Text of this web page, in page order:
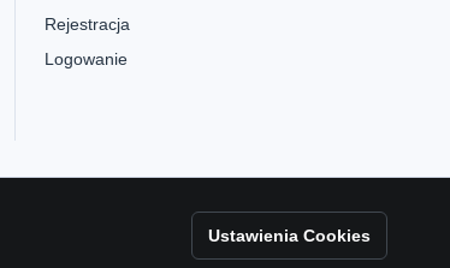
Rejestracja
Logowanie
Ustawienia Cookies